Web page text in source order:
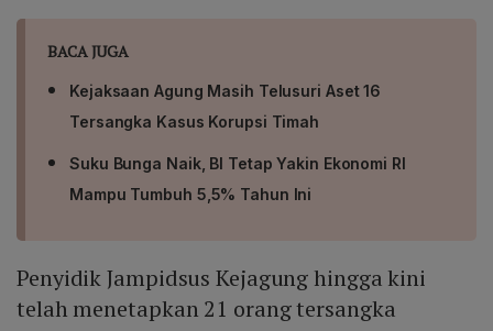
BACA JUGA
Kejaksaan Agung Masih Telusuri Aset 16
Tersangka Kasus Korupsi Timah
Suku Bunga Naik, BI Tetap Yakin Ekonomi RI
Mampu Tumbuh 5,5% Tahun Ini
Penyidik Jampidsus Kejagung hingga kini
telah menetapkan 21 orang tersangka